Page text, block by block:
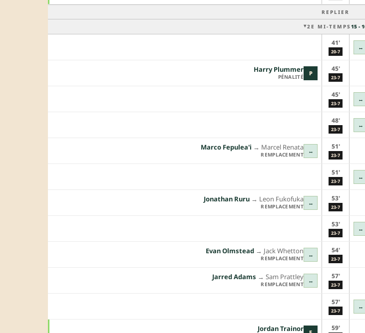
REPLIER
2E MI-TEMPS 15 -
41'
20-7
↔
P
Harry Plummer
PÉNALITÉ
45'
23-7
45'
23-7
↔
48'
23-7
↔
↔
Marco Fepulea'i →︎ Marcel Renata
REMPLACEMENT
51'
23-7
51'
23-7
↔
↔
Jonathan Ruru →︎ Leon Fukofuka
REMPLACEMENT
53'
23-7
53'
23-7
↔
↔
Evan Olmstead →︎ Jack Whetton
REMPLACEMENT
54'
23-7
↔
Jarred Adams →︎ Sam Prattley
REMPLACEMENT
57'
23-7
57'
23-7
↔
Jordan Trainor 59'